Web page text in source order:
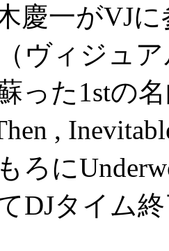
慶一がVJ
ヴィジュ
った1stの
,
ろに
DJタイム